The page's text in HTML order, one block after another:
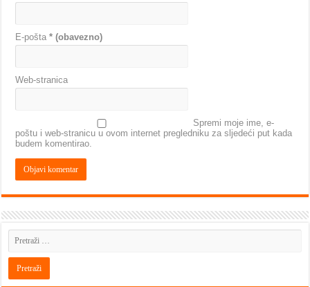
E-pošta* (obavezno)
Web-stranica
Spremi moje ime, e-
poštu i web-stranicu u ovom internet pregledniku za sljedeći put kada
budem komentirao.